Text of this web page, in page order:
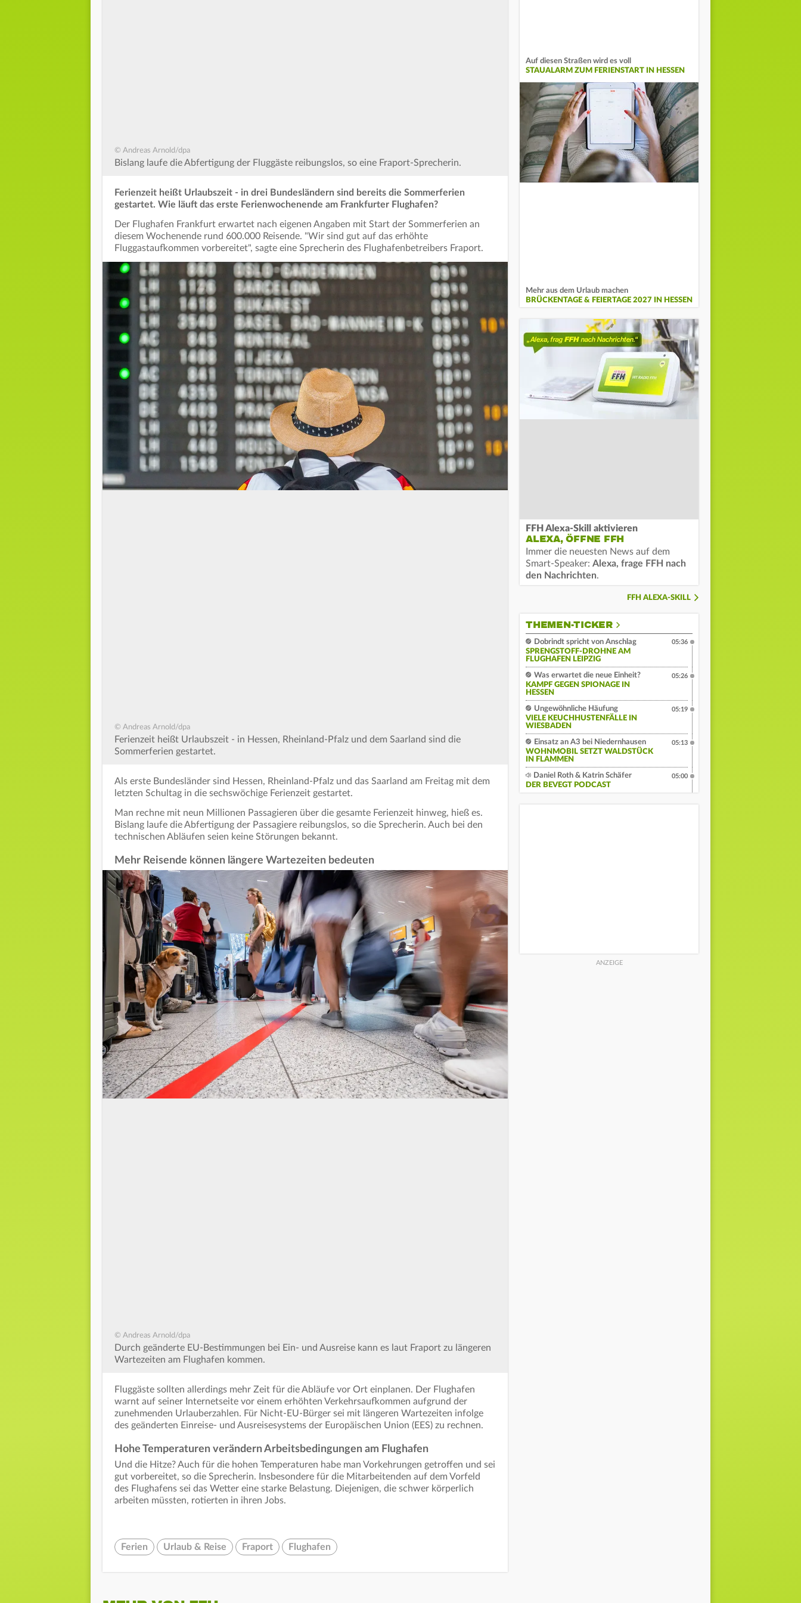
© Andreas Arnold/dpa
Bislang laufe die Abfertigung der Fluggäste reibungslos, so eine Fraport-Sprecherin.
Ferienzeit heißt Urlaubszeit - in drei Bundesländern sind bereits die Sommerferien
gestartet. Wie läuft das erste Ferienwochenende am Frankfurter Flughafen?
Der Flughafen Frankfurt erwartet nach eigenen Angaben mit Start der Sommerferien an
diesem Wochenende rund 600.000 Reisende. "Wir sind gut auf das erhöhte
Fluggastaufkommen vorbereitet", sagte eine Sprecherin des Flughafenbetreibers Fraport.
© Andreas Arnold/dpa
Ferienzeit heißt Urlaubszeit - in Hessen, Rheinland-Pfalz und dem Saarland sind die
Sommerferien gestartet.
Als erste Bundesländer sind Hessen, Rheinland-Pfalz und das Saarland am Freitag mit dem
letzten Schultag in die sechswöchige Ferienzeit gestartet.
Man rechne mit neun Millionen Passagieren über die gesamte Ferienzeit hinweg, hieß es.
Bislang laufe die Abfertigung der Passagiere reibungslos, so die Sprecherin. Auch bei den
technischen Abläufen seien keine Störungen bekannt.
Mehr Reisende können längere Wartezeiten bedeuten
© Andreas Arnold/dpa
Durch geänderte EU-Bestimmungen bei Ein- und Ausreise kann es laut Fraport zu längeren
Wartezeiten am Flughafen kommen.
Fluggäste sollten allerdings mehr Zeit für die Abläufe vor Ort einplanen. Der Flughafen
warnt auf seiner Internetseite vor einem erhöhten Verkehrsaufkommen aufgrund der
zunehmenden Urlauberzahlen. Für Nicht-EU-Bürger sei mit längeren Wartezeiten infolge
des geänderten Einreise- und Ausreisesystems der Europäischen Union (EES) zu rechnen.
Hohe Temperaturen verändern Arbeitsbedingungen am Flughafen
Und die Hitze? Auch für die hohen Temperaturen habe man Vorkehrungen getroffen und sei
gut vorbereitet, so die Sprecherin. Insbesondere für die Mitarbeitenden auf dem Vorfeld
des Flughafens sei das Wetter eine starke Belastung. Diejenigen, die schwer körperlich
arbeiten müssten, rotierten in ihren Jobs.
Ferien Urlaub & Reise Fraport Flughafen
Auf diesen Straßen wird es voll
STAUALARM ZUM FERIENSTART IN HESSEN
Mehr aus dem Urlaub machen
BRÜCKENTAGE & FEIERTAGE 2027 IN HESSEN
FFH Alexa-Skill aktivieren
ALEXA, ÖFFNE FFH
Immer die neuesten News auf dem
Smart-Speaker: Alexa, frage FFH nach
den Nachrichten.
FFH ALEXA-SKILL
THEMEN-TICKER
Dobrindt spricht von Anschlag
SPRENGSTOFF-DROHNE AM
FLUGHAFEN LEIPZIG
05:36
Was erwartet die neue Einheit?
KAMPF GEGEN SPIONAGE IN
HESSEN
05:26
Ungewöhnliche Häufung
VIELE KEUCHHUSTENFÄLLE IN
WIESBADEN
05:19
Einsatz an A3 bei Niedernhausen
WOHNMOBIL SETZT WALDSTÜCK
IN FLAMMEN
05:13
Daniel Roth & Katrin Schäfer
DER BEVEGT PODCAST
05:00